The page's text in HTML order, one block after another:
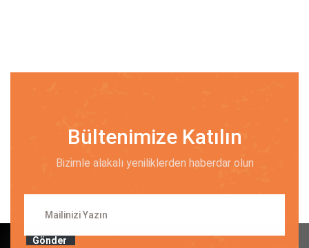
Bültenimize Katılın
Bizimle alakalı yeniliklerden haberdar olun
Gönder